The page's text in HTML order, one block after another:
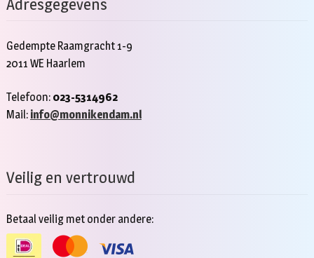
Adresgegevens
Gedempte Raamgracht 1-9
2011 WE Haarlem
Telefoon: 023-5314962
Mail: info@monnikendam.nl
Veilig en vertrouwd
Betaal veilig met onder andere: